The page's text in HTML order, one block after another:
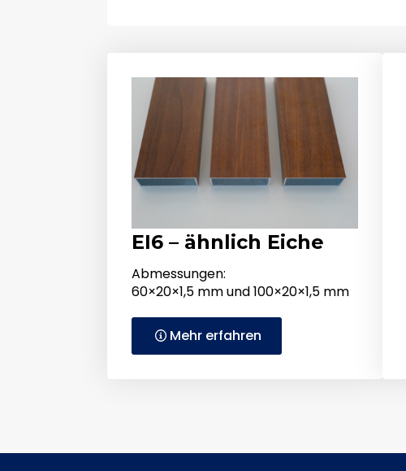
EI6 – ähnlich Eiche
Abmessungen:
60×20×1,5 mm und 100×20×1,5 mm
Mehr erfahren